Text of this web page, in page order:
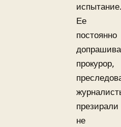
Ее
постоянно
прокурор,
презирали
не